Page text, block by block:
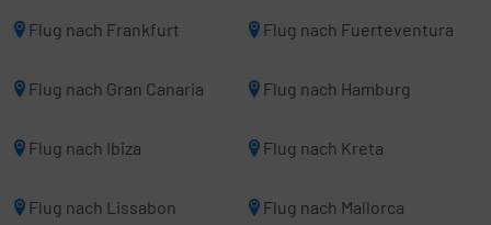
Flug nach Frankfurt Flug nach Fuerteventura
Flug nach Gran Canaria Flug nach Hamburg
Flug nach Ibiza Flug nach Kreta
Flug nach Lissabon Flug nach Mallorca